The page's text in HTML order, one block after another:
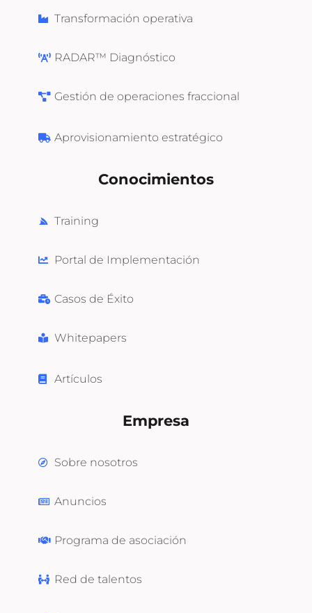
Transformación operativa
RADAR™ Diagnóstico
Gestión de operaciones fraccional
Aprovisionamiento estratégico
Conocimientos
Training
Portal de Implementación
Casos de Éxito
Whitepapers
Artículos
Empresa
Sobre nosotros
Anuncios
Programa de asociación
Red de talentos